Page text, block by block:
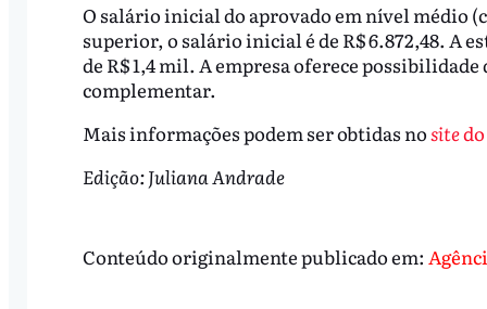
O salário inicial do aprovado em nível médio
superior, o salário inicial é de R$ 6.872,48. A
de R$ 1,4 mil. A empresa oferece
complementar.
Mais informações podem ser obtidas nosite
Edição: Juliana Andrade
Conteúdo originalmente publicado em: